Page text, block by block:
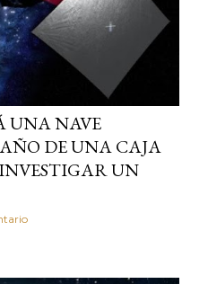
UNA NAVE
DE UNA CAJA
UN